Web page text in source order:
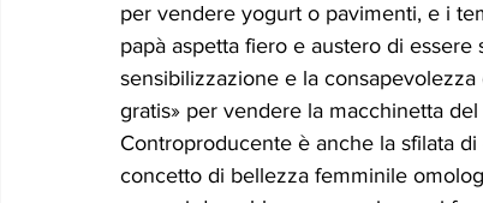
per vendere yogurt o pavimenti, e i
papà aspetta fiero e austero di
sensibilizzazione e la
gratis» per vendere la macchinetta
Controproducente è anche la sfilata
concetto di bellezza femminile